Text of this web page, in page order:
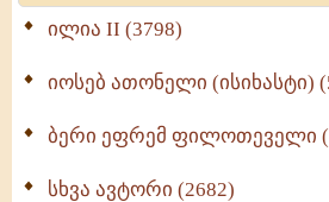
Wisdomge (514)
ქადაგებანი გაბრიელ
სულიერი ცხოვრების
ნაწილი II (369)
ილია II (3798)
იოსებ ათონელი (ისიხასტი)
ბერი ეფრემ ფილოთეველი
სხვა ავტორი (2682)